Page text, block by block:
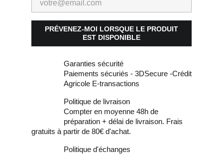
PRÉVENEZ-MOI LORSQUE LE PRODUIT
EST DISPONIBLE
Garanties sécurité
Paiements sécuriés - 3DSecure -Crédit
Agricole E-transactions
Politique de livraison
Compter en moyenne 48h de
préparation + délai de livraison. Frais
gratuits à partir de 80€ d'achat.
Politique d'échanges